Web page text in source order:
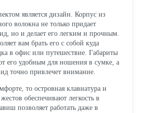
является дизайн. Корпус из
волокна не только придает
но и делает его легким и прочным.
вам брать его с собой куда
в офис или путешествие. Габариты
его удобным для ношения в сумке, а
точно привлечет внимание.
то островная клавиатура и
обеспечивают легкость в
позволяет работать даже в